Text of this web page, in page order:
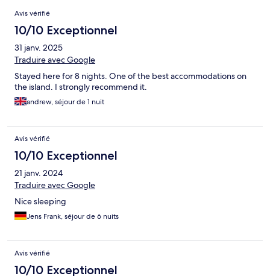
Avis
Avis vérifié
10/10 Exceptionnel
31 janv. 2025
Traduire avec Google
Stayed here for 8 nights. One of the best accommodations on
the island. I strongly recommend it.
andrew, séjour de 1 nuit
Avis vérifié
10/10 Exceptionnel
21 janv. 2024
Traduire avec Google
Nice sleeping
Jens Frank, séjour de 6 nuits
Avis vérifié
10/10 Exceptionnel